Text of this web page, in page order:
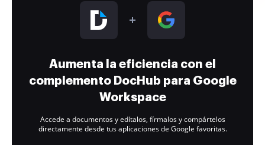
Aumenta la eficiencia con el
complemento DocHub para Google
Workspace
Accede a documentos y edítalos, fírmalos y compártelos
directamente desde tus aplicaciones de Google favoritas.